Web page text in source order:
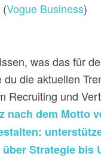
Vogue Business)
was das für
du die aktuellen
Recruiting und
nach dem Motto
Strategie bis